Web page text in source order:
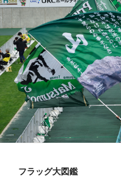
キ
ッ
プ
フラッグ大図鑑